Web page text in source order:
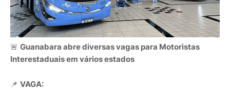
🚨 Guanabara abre diversas vagas para Motoristas
Interestaduais em vários estados
📌 VAGA: